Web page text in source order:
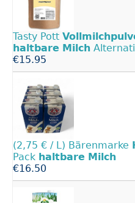
Tasty Pott
haltbare Milch
€15.95
(2,75 € / L) Bärenmarke
Pack haltbare Milch
€16.50